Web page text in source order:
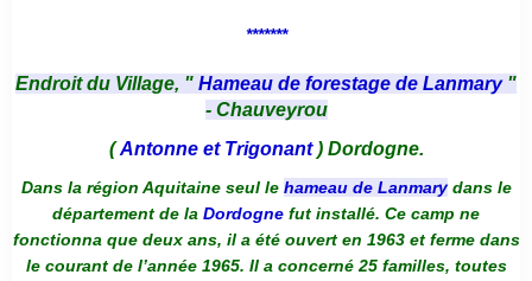
*******
Endroit du Village, " Hameau de forestage de Lanmary "
- Chauveyrou
(Antonne et Trigonant) Dordogne.
Dans la région Aquitaine seul le hameau de Lanmarydans le
département de la Dordogne fut installé. Ce camp ne
fonctionna que deux ans, il a été ouvert en 1963 et ferme dans
le courant de l’année 1965. Il a concerné 25 familles, toutes